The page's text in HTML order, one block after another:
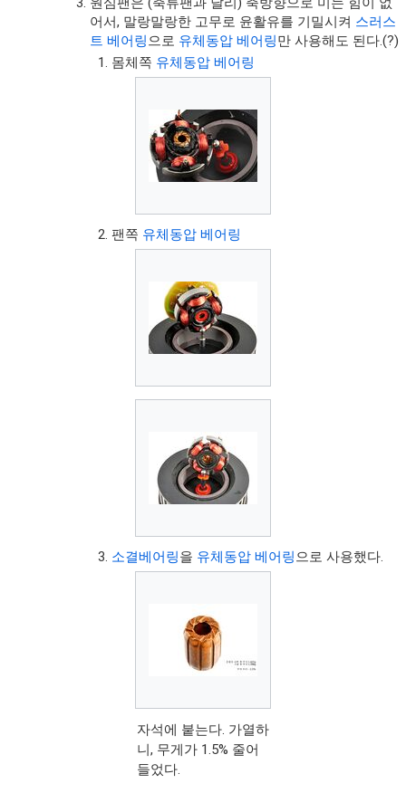
어서, 말랑말랑한 고무로 윤활유를 기밀시켜 스러스
트 베어링 으로 유체동압 베어링만 사용해도 된다.(?)
몸체쪽 유체동압 베어링
팬쪽 유체동압 베어링
소결베어링을 유체동압 베어링 으로 사용했다.
자석에 붙는다. 가열하
니, 무게가 1.5% 줄어
들었다.